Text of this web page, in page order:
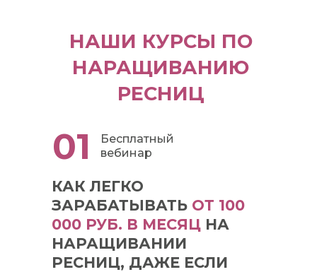
НАШИ КУРСЫ ПО
НАРАЩИВАНИЮ
РЕСНИЦ
КАК ЛЕГКО
ЗАРАБАТЫВАТЬ ОТ 100
000 РУБ. В МЕСЯЦ НА
НАРАЩИВАНИИ
РЕСНИЦ, ДАЖЕ ЕСЛИ
Бесплатный
вебинар
01